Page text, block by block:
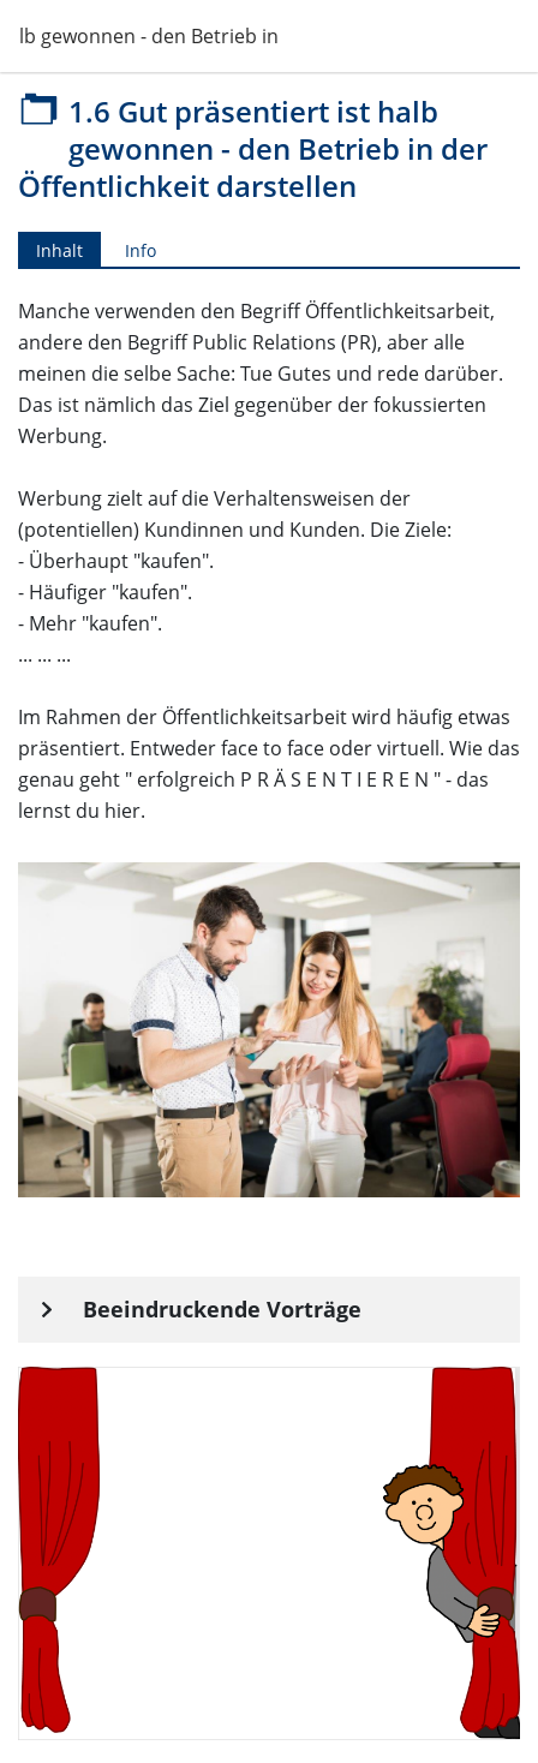
gewonnen - den Betrieb in der Öffentlichkeit darstellen
1.6 Gut präsentiert ist halb
gewonnen - den Betrieb in der
Öffentlichkeit darstellen
Inhalt Info
Manche verwenden den Begriff Öffentlichkeitsarbeit,
andere den Begriff Public Relations (PR), aber alle
meinen die selbe Sache: Tue Gutes und rede darüber.
Das ist nämlich das Ziel gegenüber der fokussierten
Werbung.
Werbung zielt auf die Verhaltensweisen der
(potentiellen) Kundinnen und Kunden. Die Ziele:
- Überhaupt "kaufen".
- Häufiger "kaufen".
- Mehr "kaufen".
... ... ...
Im Rahmen der Öffentlichkeitsarbeit wird häufig etwas
präsentiert. Entweder face to face oder virtuell. Wie das
genau geht " erfolgreich P R Ä S E N T I E R E N " - das
lernst du hier.
Beeindruckende Vorträge